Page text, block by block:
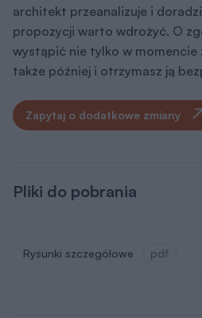
architekt przeanalizuje i
propozycji warto wdrożyć. O
wystąpić nie tylko w momencie
także później i otrzymasz ją
Zapytaj o dodatkowe zmiany
Pliki do pobrania
Rysunki szczegółowe pdf